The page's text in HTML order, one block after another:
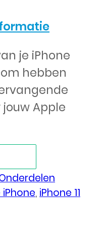
je iPhone
hebben
jouw Apple
, iPhone 11